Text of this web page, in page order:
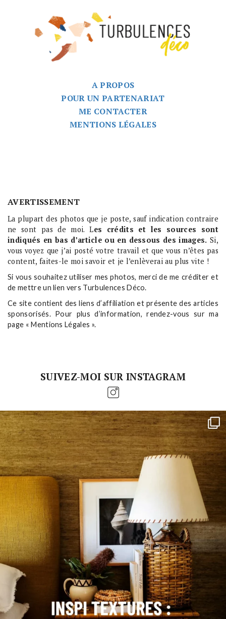
A PROPOS
POUR UN PARTENARIAT
ME CONTACTER
MENTIONS LÉGALES
AVERTISSEMENT
La plupart des photos que je poste, sauf indication contraire
ne sont pas de moi. Les crédits et les sources sont
indiqués en bas d’article ou en dessous des images. Si,
vous voyez que j’ai posté votre travail et que vous n’êtes pas
content, faites-le moi savoir et je l’enlèverai au plus vite !
Si vous souhaitez utiliser mes photos, merci de me créditer et
de mettre un lien vers Turbulences Déco.
Ce site contient des liens d’affiliation et présente des articles
sponsorisés. Pour plus d’information, rendez-vous sur ma
page « Mentions Légales ».
SUIVEZ-MOI SUR INSTAGRAM